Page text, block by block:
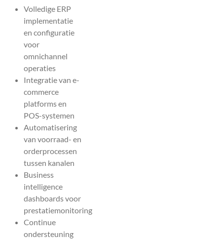
Volledige ERP
implementatie
en configuratie
voor
omnichannel
operaties
Integratie van e-
commerce
platforms en
POS-systemen
Automatisering
van voorraad- en
orderprocessen
tussen kanalen
Business
intelligence
dashboards voor
prestatiemonitoring
Continue
ondersteuning